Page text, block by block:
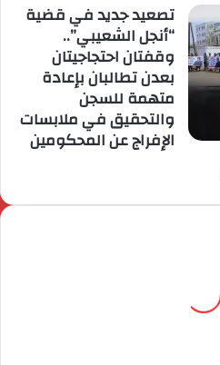
تصعيد جديد في قضية
“أنجل الشعيبي”..
وقفتان احتجاجيتان
بعدن تطالبان بإعادة
متهمة للسجن
والتحقيق في ملابسات
الإفراج عن المحكومين